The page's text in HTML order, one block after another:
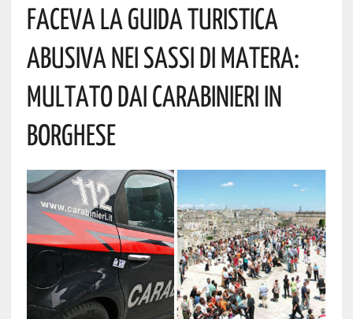
FACEVA LA GUIDA TURISTICA
ABUSIVA NEI SASSI DI MATERA:
MULTATO DAI CARABINIERI IN
BORGHESE